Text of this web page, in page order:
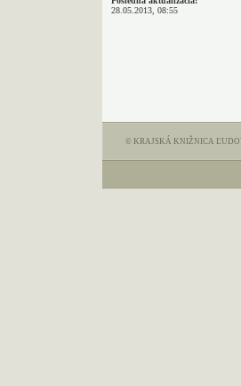
28.05.2013, 08:55
© KRAJSKÁ KNIŽNICA